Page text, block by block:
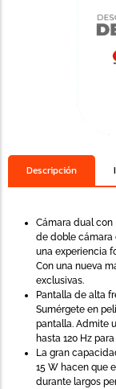
Descripción
Cámara dual con
de doble cámara
una experiencia
Con una nueva
exclusivas.
Pantalla de alta
Sumérgete en
pantalla. Admite
hasta 120 Hz
La gran
15 W hacen que
durante largos